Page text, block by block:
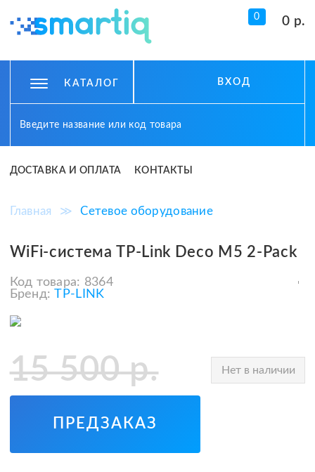
0 0 р.
КАТАЛОГ ВХОД
ДОСТАВКА И ОПЛАТА КОНТАКТЫ
Главная ≫ Сетевое оборудование
WiFi-система TP-Link Deco M5 2-Pack
Код товара: 8364
Бренд: TP-LINK
15 500р. Нет в наличии
ПРЕДЗАКАЗ